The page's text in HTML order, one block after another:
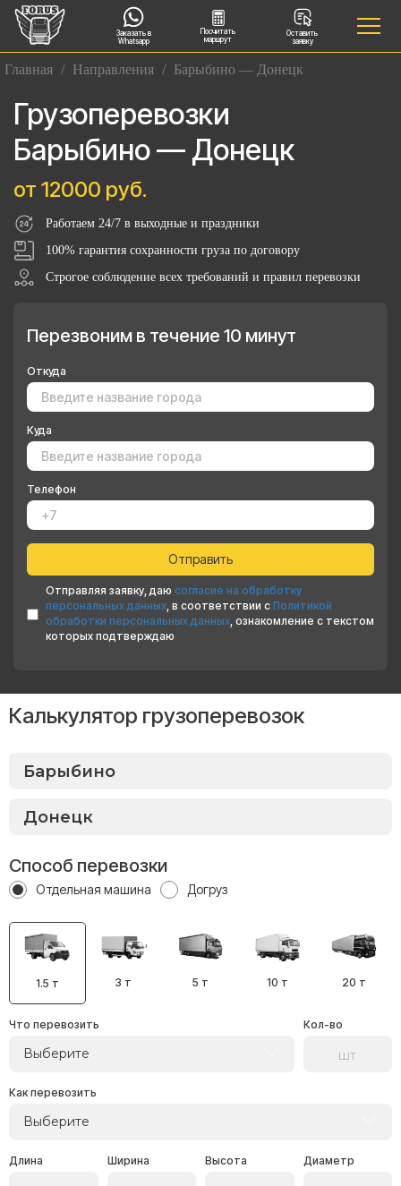
Заказать в
Whatsapp
Посчитать
маршрут
Оставить
заявку
Главная / Направления / Барыбино — Донецк
Грузоперевозки
Барыбино — Донецк
от 12000 руб.
Работаем 24/7 в выходные и праздники
100% гарантия сохранности груза по договору
Строгое соблюдение всех требований и правил перевозки
Перезвоним в течение 10 минут
Откуда
Куда
Телефон
Отправляя заявку, даю согласие на обработку
персональных данных, в соответствии с Политикой
обработки персональных данных, ознакомление с текстом
которых подтверждаю
Калькулятор грузоперевозок
Способ перевозки
Отдельная машина Догруз
1.5 т 3 т 5 т 10 т 20 т
Что перевозить
Выберите
Кол-во
Как перевозить
Выберите
Длина Ширина Высота Диаметр